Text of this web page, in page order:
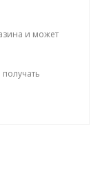
и может